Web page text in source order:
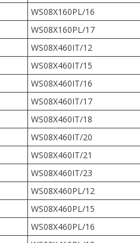
WS08X160PL/16
WS08X160PL/17
WS08X460IT/12
WS08X460IT/15
WS08X460IT/16
WS08X460IT/17
WS08X460IT/18
WS08X460IT/20
WS08X460IT/21
WS08X460IT/23
WS08X460PL/12
WS08X460PL/15
WS08X460PL/16